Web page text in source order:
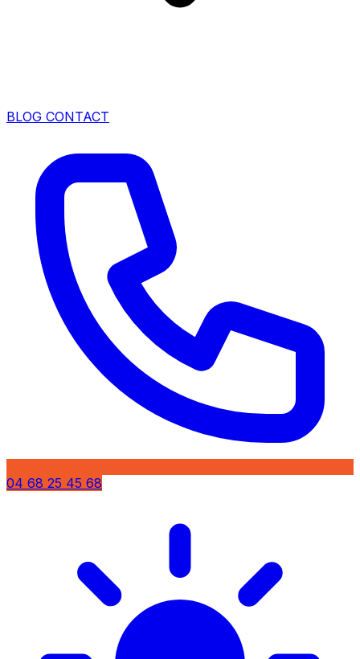
BLOG CONTACT
04 68 25 45 68